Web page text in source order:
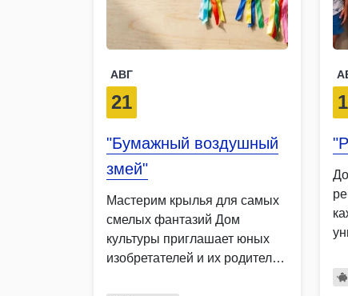
АВГ
21
"Бумажный воздушный
змей"
Мастерим крылья для самых
смелых фантазий Дом
культуры приглашает юных
изобретателей и их родителей